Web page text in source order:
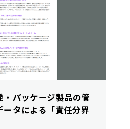
・パッケージ製品の管
ータによる「責任分界